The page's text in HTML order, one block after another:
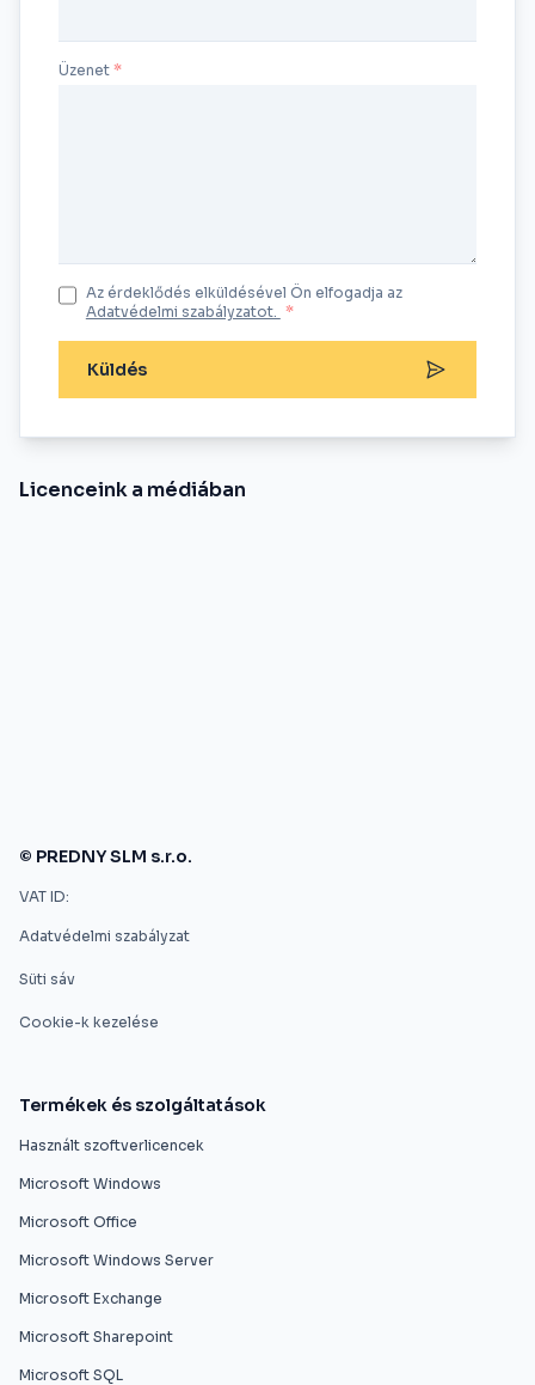
Üzenet
Az érdeklődés elküldésével Ön elfogadja az
Adatvédelmi szabályzatot. *
Küldés
Licenceink a médiában
© PREDNY SLM s.r.o.
VAT ID:
Adatvédelmi szabályzat
Süti sáv
Cookie-k kezelése
Termékek és szolgáltatások
Használt szoftverlicencek
Microsoft Windows
Microsoft Office
Microsoft Windows Server
Microsoft Exchange
Microsoft Sharepoint
Microsoft SQL